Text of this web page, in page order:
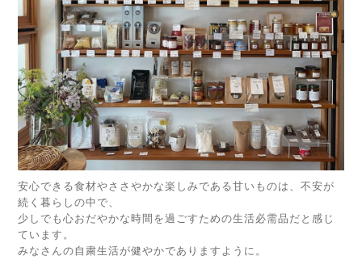
安心できる食材やささやかな楽しみである甘いものは、不安が
続く暮らしの中で、
少しでも心おだやかな時間を過ごすための生活必需品だと感じ
ています。
みなさんの自粛生活が健やかでありますように。